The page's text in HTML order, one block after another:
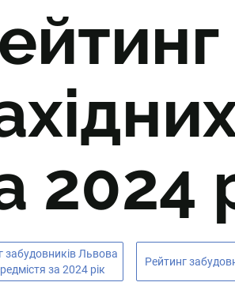
2024
забудовників Львова
за 2024 рік
Рейтинг